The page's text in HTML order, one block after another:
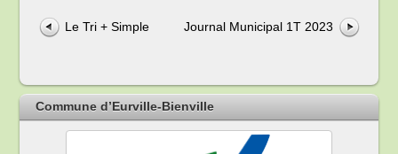
Le Tri + Simple Journal Municipal 1T 2023
Commune d’Eurville-Bienville